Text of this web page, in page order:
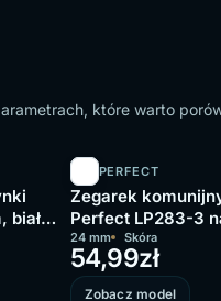
które warto
biała
PERFECT
Zegarek
Perfect LP283-3
tarcza
24 mm Skóra
54,99zł
Zobacz model